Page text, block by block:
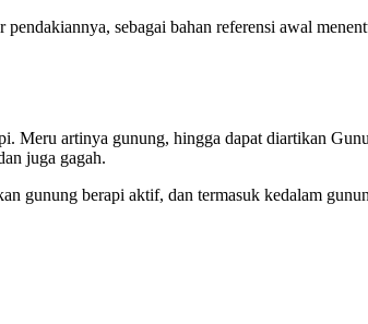
sebagai bahan referensi awal
Meru artinya gunung, hingga dapat diartikan
juga gagah.
gunung berapi aktif, dan termasuk kedalam